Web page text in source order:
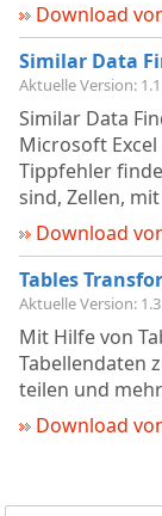
Download
Similar Data
Aktuelle Version:
Similar Data
Microsoft
Tippfehler
sind, Zellen,
Download
Tables
Aktuelle Version:
Mit Hilfe von
Tabellendaten
teilen und
Download